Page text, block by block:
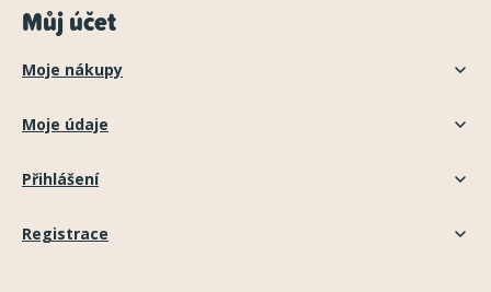
Můj účet
Moje nákupy
Moje údaje
Přihlášení
Registrace